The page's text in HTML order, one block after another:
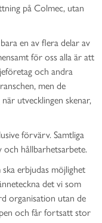
på Colmec, utan
en av flera delar av
för oss alla är att
och andra
men de
utvecklingen skenar,
förvärv. Samtliga
hållbarhetsarbete.
erbjudas möjlighet
det vi som
organisation utan de
och får fortsatt stor